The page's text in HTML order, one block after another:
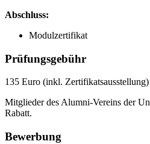
Abschluss:
Modulzertifikat
Prüfungsgebühr
135 Euro (inkl. Zertifikatsausstellung)
Mitglieder des Alumni-Vereins der
Rabatt.
Bewerbung